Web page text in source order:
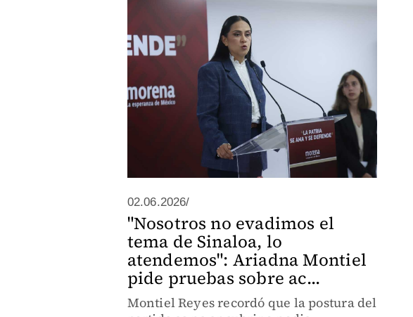
02.06.2026/
"Nosotros no evadimos el
tema de Sinaloa, lo
atendemos": Ariadna Montiel
pide pruebas sobre ac...
Montiel Reyes recordó que la postura del